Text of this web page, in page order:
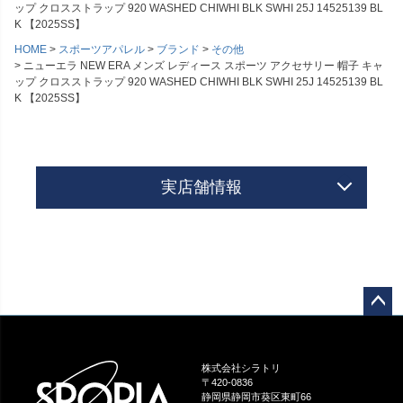
ップ クロスストラップ 920 WASHED CHIWHI BLK SWHI 25J 14525139 BL
K 【2025SS】
HOME
スポーツアパレル ブランド
その他
ニューエラ NEW ERA メンズ レディース スポーツ アクセサリー 帽子 キャ
ップ クロスストラップ 920 WASHED CHIWHI BLK SWHI 25J 14525139 BL
K 【2025SS】
実店舗情報
株式会社シラトリ
〒420-0836
静岡県静岡市葵区東町66